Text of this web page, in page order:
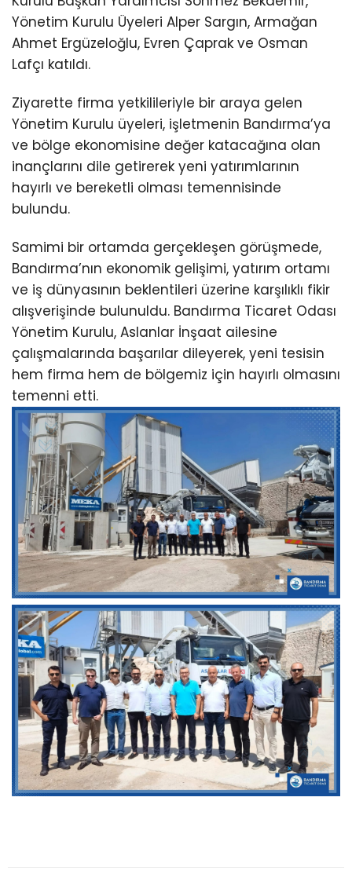
Yönetim Kurulu Üyeleri Alper Sargın, Armağan
Ahmet Ergüzeloğlu, Evren Çaprak ve Osman
Lafçı katıldı.
Ziyarette firma yetkilileriyle bir araya gelen
Yönetim Kurulu üyeleri, işletmenin Bandırma’ya
ve bölge ekonomisine değer katacağına olan
inançlarını dile getirerek yeni yatırımlarının
hayırlı ve bereketli olması temennisinde
bulundu.
Samimi bir ortamda gerçekleşen görüşmede,
Bandırma’nın ekonomik gelişimi, yatırım ortamı
ve iş dünyasının beklentileri üzerine karşılıklı fikir
alışverişinde bulunuldu. Bandırma Ticaret Odası
Yönetim Kurulu, Aslanlar İnşaat ailesine
çalışmalarında başarılar dileyerek, yeni tesisin
hem firma hem de bölgemiz için hayırlı olmasını
temenni etti.